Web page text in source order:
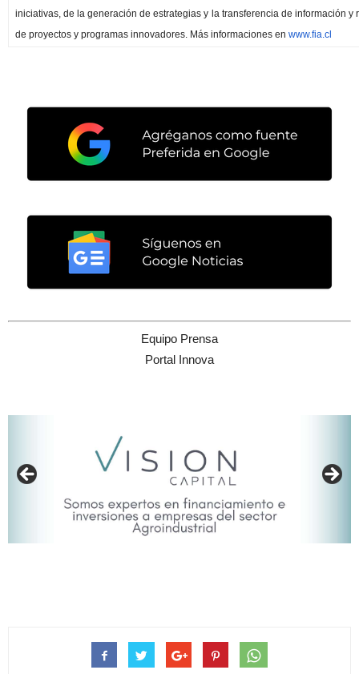
iniciativas, de la generación de estrategias y la transferencia de información y
de proyectos y programas innovadores. Más informaciones en www.fia.cl
Equipo Prensa
Portal Innova